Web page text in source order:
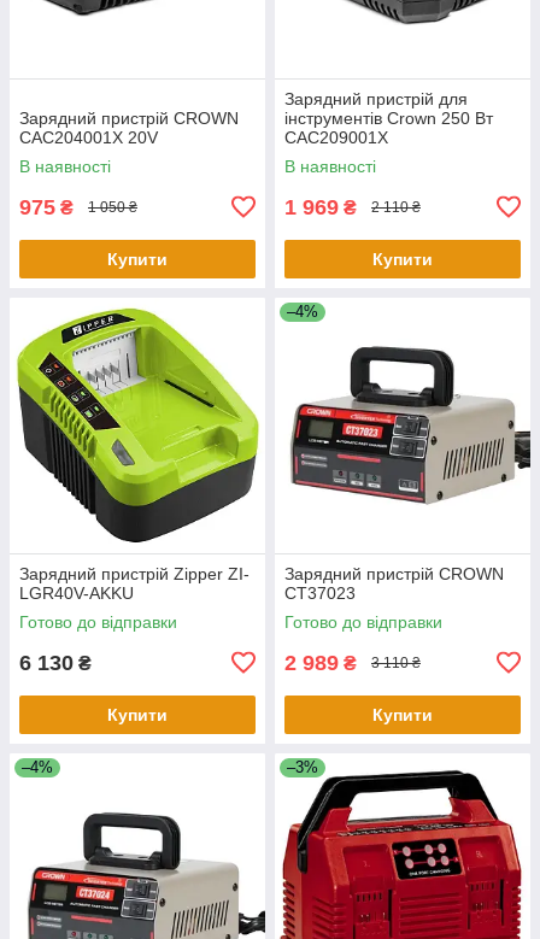
Зарядний пристрій CROWN
CAC204001X 20V
В наявності
975 ₴ 1 050 ₴
Купити
Зарядний пристрій для
інструментів Crown 250 Bт
CAC209001X
В наявності
1 969 ₴ 2 110 ₴
Купити
Зарядний пристрій Zipper ZI-
LGR40V-AKKU
Готово до відправки
6 130 ₴
Купити
–4%
Зарядний пристрій CROWN
CT37023
Готово до відправки
2 989 ₴ 3 110 ₴
Купити
–4% –3%